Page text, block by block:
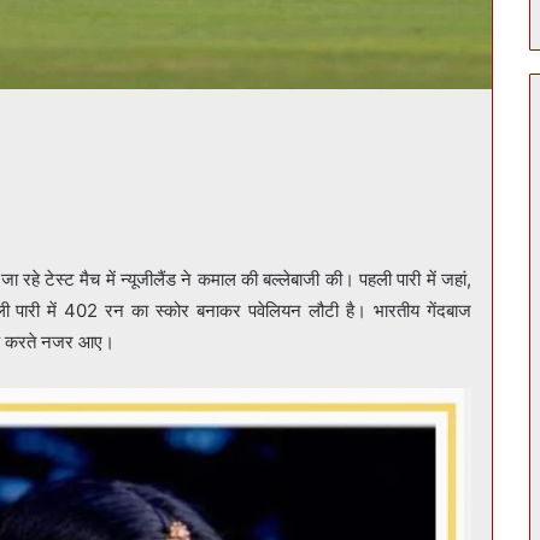
रहे टेस्ट मैच में न्यूजीलैंड ने कमाल की बल्लेबाजी की। पहली पारी में जहां,
में 402 रन का स्कोर बनाकर पवेलियन लौटी है। भारतीय गेंदबाज
करते नजर आए।